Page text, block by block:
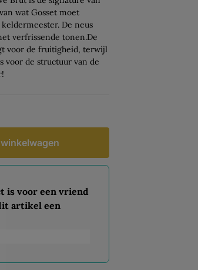
wat Gosset moet
De neus
verfrissende tonen.De
voor de fruitigheid, terwijl
voor de structuur van de
is voor een vriend
artikel een